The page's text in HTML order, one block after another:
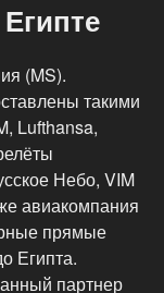
(MS).
такими
Lufthansa,
Небо, VIM
авиакомпания
прямые
Египта.
партнер